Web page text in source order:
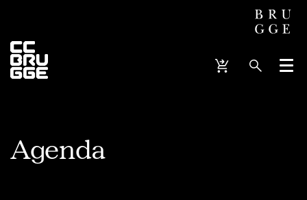
Menu
Agenda